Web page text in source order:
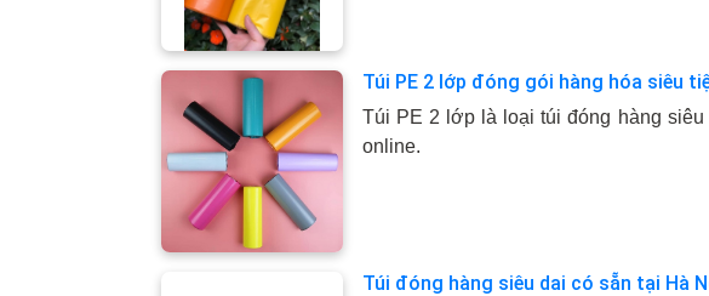
Túi PE 2 lớp đóng gói hàng hóa siêu
Túi PE 2 lớp là loại túi đóng hàng
online.
Túi đóng hàng siêu dai có sẵn tại Hà